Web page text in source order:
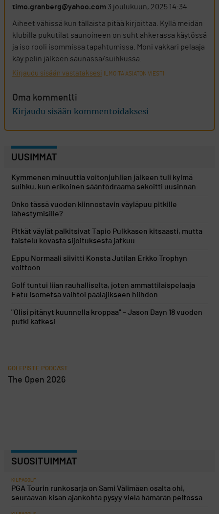
timo.granberg@yahoo.com 3 joulukuun, 2025 14:34
Aiheet vähissä kun tällaista pitää kirjoittaa. Kyllä meidän
klubilla pukutilat saunoineen on suht ahkerassa käytössä
ja iso rooli isommissa tapahtumissa. Moni vakkari pelaaja
käy pelin jälkeen saunassa/suihkussa.
Kirjaudu sisään vastataksesi ILMOITA ASIATON VIESTI
Oma kommentti
Kirjaudu sisään kommentoidaksesi
UUSIMMAT
Kymmenen minuuttia voitonjuhlien jälkeen tuli kylmä
suihku, kun erikoinen sääntödraama sekoitti uusinnan
Onko tässä vuoden kiinnostavin väyläpuu pitkille
lähestymisille?
Pitkät väylät palkitsivat Tapio Pulkkasen kitsaasti, mutta
taistelu kovasta sijoituksesta jatkuu
Eppu Normaali siivitti Konsta Jutilan Erkko Trophyn
voittoon
Golf tuntui liian rauhalliselta, joten ammattilaispelaaja
Eetu Isometsä vaihtoi päälajikseen hiihdon
"Olisi pitänyt kuunnella kroppaa" – Jason Dayn 18 vuoden
putki katkesi
GOLFPISTE PODCAST
The Open 2026
SUOSITUIMMAT
KILPAGOLF
PGA Tourin runkosarja on Sami Välimäen osalta ohi,
seuraavan kisan ajankohta pysyy vielä hämärän peitossa